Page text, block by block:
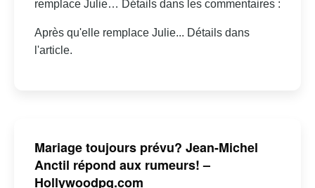
remplace Julie… Détails dans les commentaires :
Après qu'elle remplace Julie... Détails dans
l'article.
Mariage toujours prévu? Jean-Michel
Anctil répond aux rumeurs! –
Hollywoodpq.com